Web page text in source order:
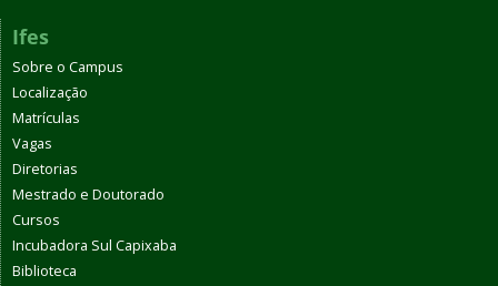
Ifes
Sobre o Campus
Localização
Matrículas
Vagas
Diretorias
Mestrado e Doutorado
Cursos
Incubadora Sul Capixaba
Biblioteca